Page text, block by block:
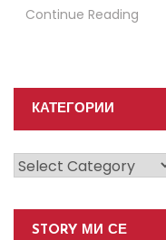
Continue Reading
КАТЕГОРИИ
Категории
STORY МИ СЕ